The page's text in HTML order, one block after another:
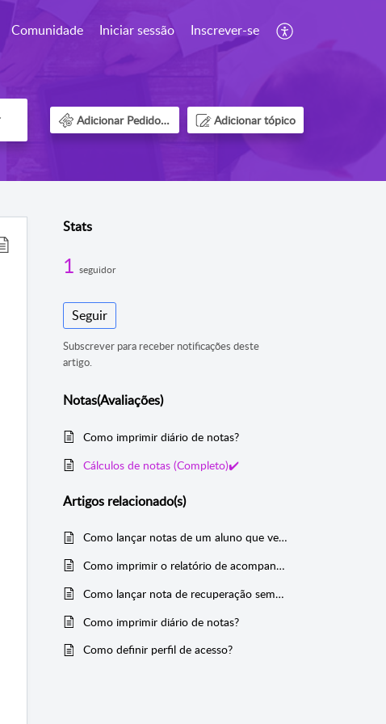
Comunidade Iniciar sessão Inscrever-se
Adicionar Pedido de suporte Adicionar tópico
Stats
1 seguidor
Seguir
Subscrever para receber notificações deste
artigo.
Notas(Avaliações)
Como imprimir diário de notas?
Cálculos de notas (Completo)✔️
Artigos relacionado(s)
Como lançar notas de um aluno que veio de outra escola?
Como imprimir o relatório de acompanhamento/parecer descritivo?
Como lançar nota de recuperação semestral?
Como imprimir diário de notas?
Como definir perfil de acesso?